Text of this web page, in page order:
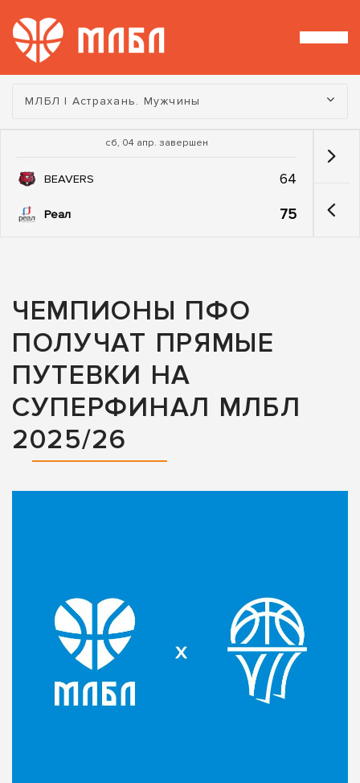
Турнир:
МЛБЛ | Астрахань. Мужчины
сб, 04 апр. завершен
BEAVERS 64
Реал 75
ЧЕМПИОНЫ ПФО
ПОЛУЧАТ ПРЯМЫЕ
ПУТЕВКИ НА
СУПЕРФИНАЛ МЛБЛ
2025/26